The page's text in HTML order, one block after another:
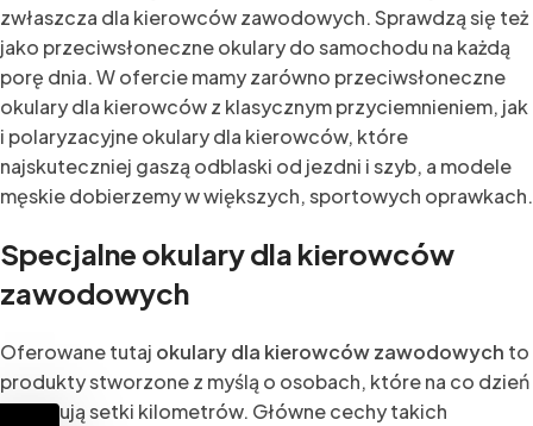
zwłaszcza dla kierowców zawodowych. Sprawdzą się też
jako przeciwsłoneczne okulary do samochodu na każdą
porę dnia. W ofercie mamy zarówno przeciwsłoneczne
okulary dla kierowców z klasycznym przyciemnieniem, jak
i polaryzacyjne okulary dla kierowców, które
najskuteczniej gaszą odblaski od jezdni i szyb, a modele
męskie dobierzemy w większych, sportowych oprawkach.
Specjalne okulary dla kierowców
zawodowych
Oferowane tutaj okulary dla kierowców zawodowych to
produkty stworzone z myślą o osobach, które na co dzień
pokonują setki kilometrów. Główne cechy takich